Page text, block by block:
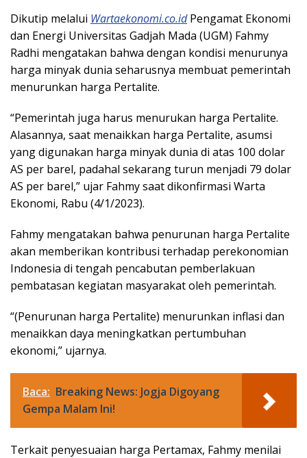
Dikutip melalui Wartaekonomi.co.idPengamat Ekonomi
dan Energi Universitas Gadjah Mada (UGM) Fahmy
Radhi mengatakan bahwa dengan kondisi menurunya
harga minyak dunia seharusnya membuat pemerintah
menurunkan harga Pertalite.
“Pemerintah juga harus menurukan harga Pertalite.
Alasannya, saat menaikkan harga Pertalite, asumsi
yang digunakan harga minyak dunia di atas 100 dolar
AS per barel, padahal sekarang turun menjadi 79 dolar
AS per barel,” ujar Fahmy saat dikonfirmasi Warta
Ekonomi, Rabu (4/1/2023).
Fahmy mengatakan bahwa penurunan harga Pertalite
akan memberikan kontribusi terhadap perekonomian
Indonesia di tengah pencabutan pemberlakuan
pembatasan kegiatan masyarakat oleh pemerintah.
“(Penurunan harga Pertalite) menurunkan inflasi dan
menaikkan daya meningkatkan pertumbuhan
ekonomi,” ujarnya.
Baca: Breaking News: Jogja Digoyang
Gempa Malam Ini!
Terkait penyesuaian harga Pertamax, Fahmy menilai